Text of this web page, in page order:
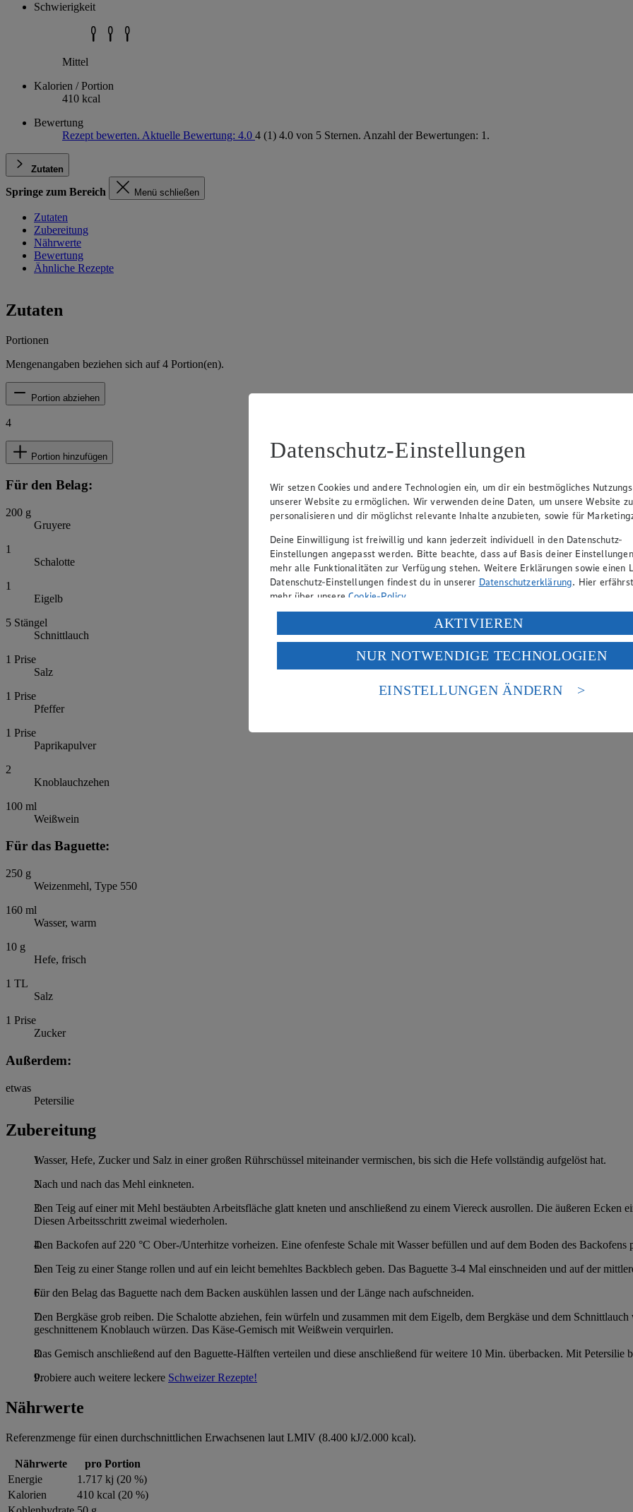
Schwierigkeit
Mittel
Kalorien / Portion
410 kcal
Bewertung
Rezept bewerten. Aktuelle Bewertung: 4.0 4 (1) 4.0 von 5 Sternen. Anzahl der Bewertungen: 1.
Zutaten
Springe zum Bereich Menü schließen
Zutaten
Zubereitung
Nährwerte
Bewertung
Ähnliche Rezepte
Zutaten
Portionen
Mengenangaben beziehen sich auf4 Portion(en).
Portion abziehen
4
Portion hinzufügen
Für den Belag:
200 g
Gruyere
1
Schalotte
1
Eigelb
5 Stängel
Schnittlauch
1 Prise
Salz
1 Prise
Pfeffer
1 Prise
Paprikapulver
2
Knoblauchzehen
100 ml
Weißwein
Für das Baguette:
250 g
Weizenmehl, Type 550
160 ml
Wasser, warm
10 g
Hefe, frisch
1 TL
Salz
1 Prise
Zucker
Außerdem:
etwas
Petersilie
Zubereitung
Wasser, Hefe, Zucker und Salz in einer großen Rührschüssel miteinander vermischen, bis sich die Hefe vollständig aufgelöst hat.
Nach und nach das Mehl einkneten.
Den Teig auf einer mit Mehl bestäubten Arbeitsfläche glatt kneten und anschließend zu einem Viereck ausrollen. Die äußeren Ecken
Diesen Arbeitsschritt zweimal wiederholen.
Den Backofen auf 220 °C Ober-/Unterhitze vorheizen. Eine ofenfeste Schale mit Wasser befüllen und auf dem Boden des Backofens
Den Teig zu einer Stange rollen und auf ein leicht bemehltes Backblech geben. Das Baguette 3-4 Mal einschneiden und auf der
Für den Belag das Baguette nach dem Backen auskühlen lassen und der Länge nach aufschneiden.
Den Bergkäse grob reiben. Die Schalotte abziehen, fein würfeln und zusammen mit dem Eigelb, dem Bergkäse und dem
geschnittenem Knoblauch würzen. Das Käse-Gemisch mit Weißwein verquirlen.
Das Gemisch anschließend auf den Baguette-Hälften verteilen und diese anschließend für weitere 10 Min. überbacken. Mit Petersilie
Probiere auch weitere leckere Schweizer Rezepte!
Nährwerte
Referenzmenge für einen durchschnittlichen Erwachsenen laut LMIV (8.400 kJ/2.000 kcal).
Nährwerte
pro Portion
Energie
1.717 kj (20 %)
Kalorien
410 kcal (20 %)
Datenschutz-Einstellungen
Wir setzen Cookies und andere Technologien ein, um dir ein bestmögliches
unserer Website zu ermöglichen. Wir verwenden deine Daten, um unsere Website zu
personalisieren und dir möglichst relevante Inhalte anzubieten, sowie für
Deine Einwilligung ist freiwillig und kann jederzeit individuell in den Datenschutz-
Einstellungen angepasst werden. Bitte beachte, dass auf Basis deiner
mehr alle Funktionalitäten zur Verfügung stehen. Weitere Erklärungen sowie einen
Datenschutz-Einstellungen findest du in unserer Datenschutzerklärung. Hier
mehr über unsereCookie-Policy.
Verarbeitung deiner personenbezogenen Daten in den USA durch Facebook und
Wenn du auf „Aktivieren“ klickst, willigst du im Sinne des Art. 49 Abs. 1 Satz 1 lit.
ein, dass deine Daten in den USA verarbeitet werden. Der EuGH sieht die USA als
einem nach europäischen Standards nicht angemessenen Datenschutzniveau an. Es
Risiko eines Zugriffs durch US-amerikanische Behörden.
AKTIVIEREN
NUR NOTWENDIGE TECHNOLOGIEN
EINSTELLUNGEN ÄNDERN